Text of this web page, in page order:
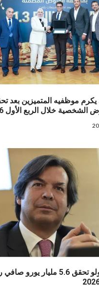
بنك مصر يشارك في فعالية
العالمي للشباب ويقدم
العروض المجانية
يكرم موظفيه المتميزين بعد
الشخصية خلال الربع الأول 2026
إنتيسا سان باولو تحقق 5.6 مليار